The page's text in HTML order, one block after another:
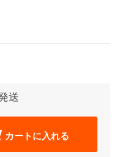
送
カートに入れる